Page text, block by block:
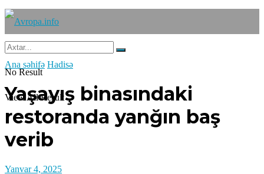
No Result
View All Result
Ana səhifə Hadisə
Yaşayış binasındaki
restoranda yanğın baş
verib
Yanvar 4, 2025